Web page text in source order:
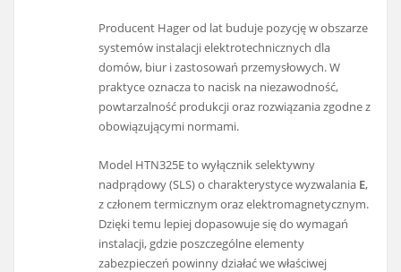
Producent Hager od lat buduje pozycję w obszarze
systemów instalacji elektrotechnicznych dla
domów, biur i zastosowań przemysłowych. W
praktyce oznacza to nacisk na niezawodność,
powtarzalność produkcji oraz rozwiązania zgodne z
obowiązującymi normami.
Model HTN325E to wyłącznik selektywny
nadprądowy (SLS) o charakterystyce wyzwalania E,
z członem termicznym oraz elektromagnetycznym.
Dzięki temu lepiej dopasowuje się do wymagań
instalacji, gdzie poszczególne elementy
zabezpieczeń powinny działać we właściwej